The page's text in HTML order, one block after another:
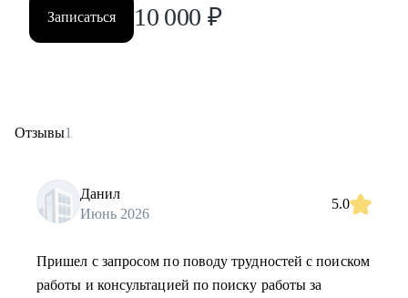
Записаться 10 000 ₽
Отзывы1
Данил
Июнь 2026
5.0
Пришел с запросом по поводу трудностей с поиском
работы и консультацией по поиску работы за